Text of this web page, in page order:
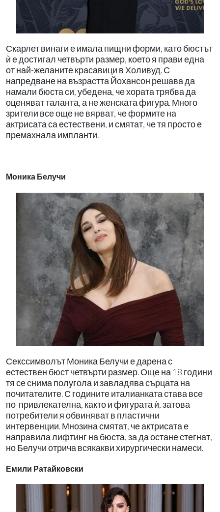
Скарлет винаги е имала пищни форми, като бюстът
ѝ е достигал четвърти размер, което я прави една
от най-желаните красавици в Холивуд. С
напредване на възрастта Йохансон решава да
намали бюста си, убедена, че хората трябва да
оценяват таланта, а не женската фигура. Много
зрители все още не вярват, че формите на
актрисата са естествени, и смятат, че тя просто е
премахнала импланти.
Моника Белучи
Секссимволът Моника Белучи е дарена с
естествен бюст четвърти размер. Още на 18 години
тя се снима полугола и завладява сърцата на
почитателите. С годините италианката става все
по-привлекателна, както и фигурата ѝ, затова
потребители я обвиняват в пластични
интервенции. Мнозина смятат, че актрисата е
направила лифтинг на бюста, за да остане стегнат,
но Белучи отрича всякакви хирургически намеси.
Емили Ратайковски